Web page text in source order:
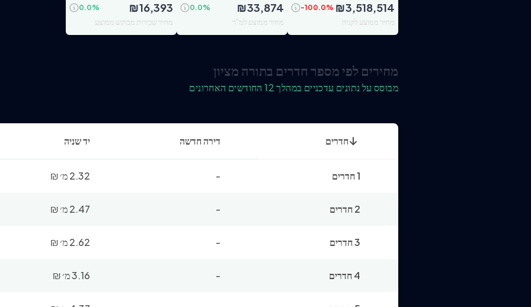
₪3,518,514
-100.0%
מחיר ממוצע לקניה
₪33,874
0.0%
מחיר ממוצע למ"ר
₪16,393
0.0%
מחיר שכירות מבוקש ממוצע
מחירים לפי מספר חדרים בתורה מציון
מבוסס על נתונים עדכניים במהלך 12 החודשים האחרונים
חדרים דירה חדשה יד שניה
1 חדרים - 2.32 מ׳ ₪
2 חדרים - 2.47 מ׳ ₪
3 חדרים - 2.62 מ׳ ₪
4 חדרים - 3.16 מ׳ ₪